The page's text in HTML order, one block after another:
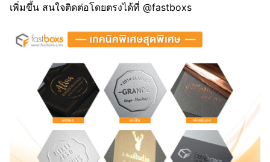
เพิ่มขึ้น สนใจติดต่อโดยตรงได้ที่ @fastboxs